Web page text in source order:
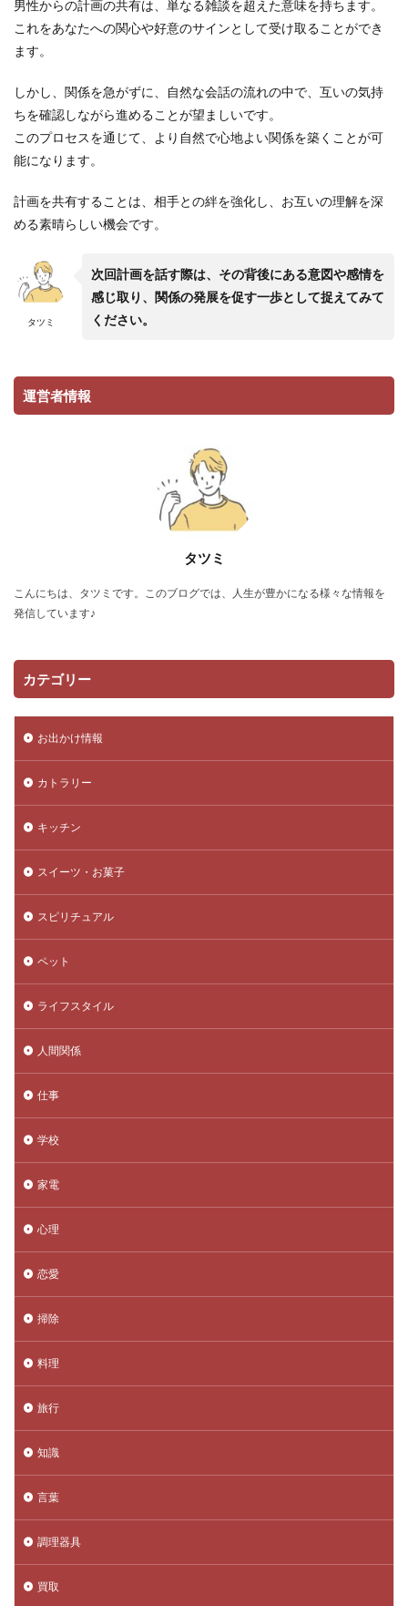
男性からの計画の共有は、単なる雑談を超えた意味を持ちます。
これをあなたへの関心や好意のサインとして受け取ることができ
ます。
しかし、関係を急がずに、自然な会話の流れの中で、互いの気持
ちを確認しながら進めることが望ましいです。
このプロセスを通じて、より自然で心地よい関係を築くことが可
能になります。
計画を共有することは、相手との絆を強化し、お互いの理解を深
める素晴らしい機会です。
タツミ
次回計画を話す際は、その背後にある意図や感情を
感じ取り、関係の発展を促す一歩として捉えてみて
ください。
運営者情報
タツミ
こんにちは、タツミです。このブログでは、人生が豊かになる様々な情報を
発信しています♪
カテゴリー
お出かけ情報
カトラリー
キッチン
スイーツ・お菓子
スピリチュアル
ペット
ライフスタイル
人間関係
仕事
学校
家電
心理
恋愛
掃除
料理
旅行
知識
言葉
調理器具
買取